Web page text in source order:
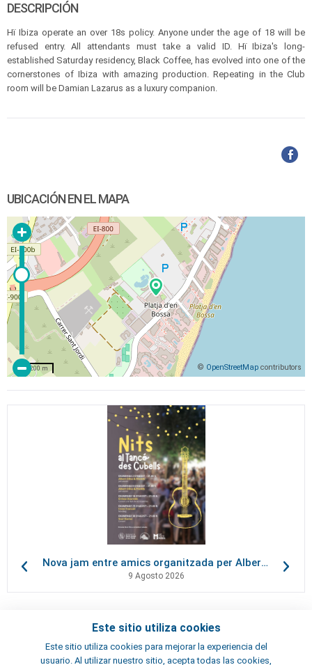
DESCRIPCIÓN
Hï Ibiza operate an over 18s policy. Anyone under the age of 18 will be
refused entry. All attendants must take a valid ID. Hï Ibiza's long-
established Saturday residency, Black Coffee, has evolved into one of the
cornerstones of Ibiza with amazing production. Repeating in the Club
room will be Damian Lazarus as a luxury companion.
UBICACIÓN EN EL MAPA
© OpenStreetMap contributors
200 m
Nova jam entre amics organitzada per Albert Oliva, al Tancó des Cubells
9 Agosto 2026
Este sitio utiliza cookies
Este sitio utiliza cookies para mejorar la experiencia del
usuario. Al utilizar nuestro sitio, acepta todas las cookies,
Términos y condiciones